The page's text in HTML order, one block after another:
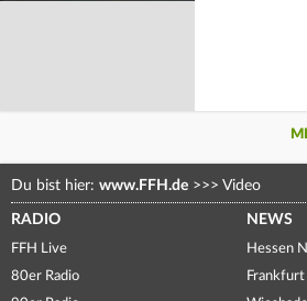
Du bist hier: www.FFH.de >>> Video
RADIO
FFH Live
80er Radio
NEWS
Hessen